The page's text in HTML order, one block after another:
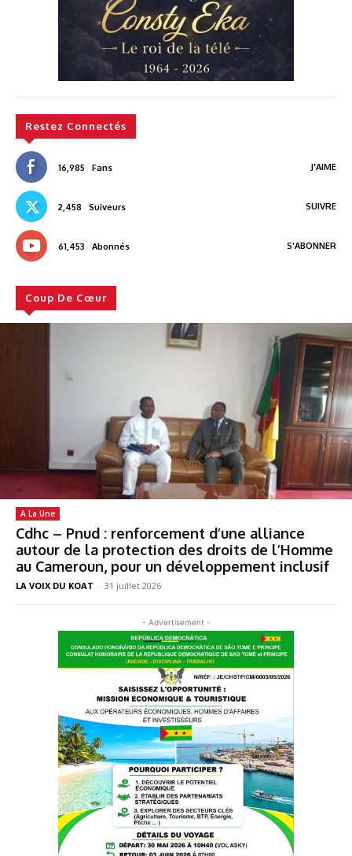
Restez Connectés
16,985 Fans J'AIME
2,458 Suiveurs SUIVRE
61,453 Abonnés S'ABONNER
Coup De Cœur
A La Une
Cdhc – Pnud : renforcement d’une alliance
autour de la protection des droits de l’Homme
au Cameroun, pour un développement inclusif
LA VOIX DU KOAT - 31 juillet 2026
- Advertisement -